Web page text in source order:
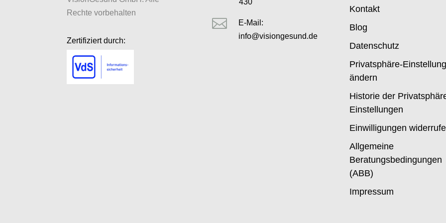
Rechte vorbehalten
Zertifiziert durch:
430

E-Mail:
info@visiongesund.de
Kontakt
Blog
Datenschutz
Privatsphäre-
ändern
Historie der
Einstellungen
Einwilligungen
Allgemeine
Beratungsbedingungen
(ABB)
Impressum